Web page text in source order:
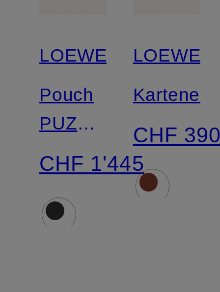
LOEWE
Pouch
PUZZLE
FOLD
CHF 1'445
LOEWE
Kartenetui
CHF